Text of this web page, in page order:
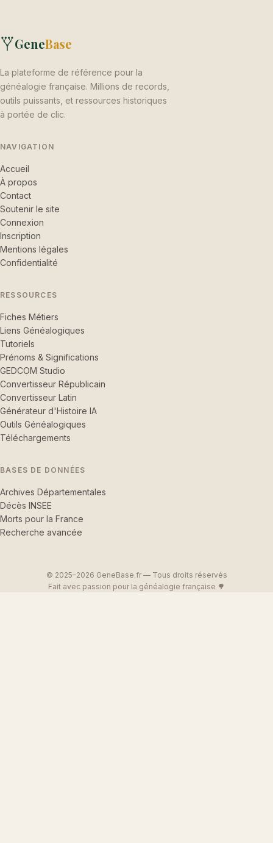
GeneBase
La plateforme de référence pour la
généalogie française. Millions de records,
outils puissants, et ressources historiques
à portée de clic.
NAVIGATION
Accueil
À propos
Contact
Soutenir le site
Connexion
Inscription
Mentions légales
Confidentialité
RESSOURCES
Fiches Métiers
Liens Généalogiques
Tutoriels
Prénoms & Significations
GEDCOM Studio
Convertisseur Républicain
Convertisseur Latin
Générateur d'Histoire IA
Outils Généalogiques
Téléchargements
BASES DE DONNÉES
Archives Départementales
Décès INSEE
Morts pour la France
Recherche avancée
© 2025–2026 GeneBase.fr — Tous droits réservés
Fait avec passion pour la généalogie française 🌳